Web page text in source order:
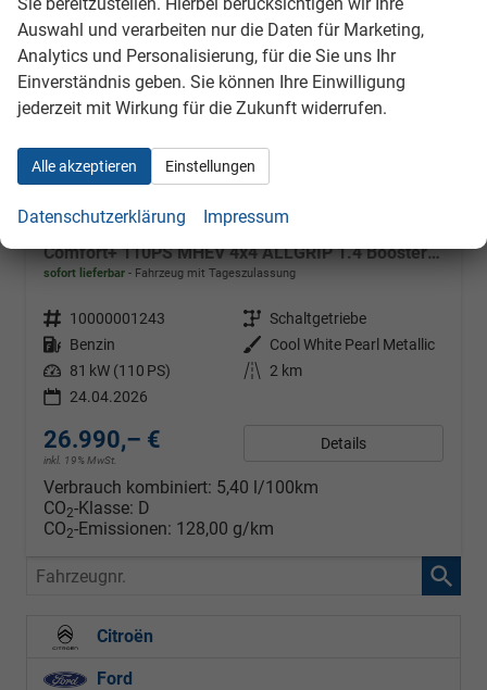
Comfort+ 110PS MHEV 4x4 ALLGRIP 1.4 Boosterjet Allrad Teilleder mit Alcantara Navi Klimaautomatik Sitzheizung ACC PDC v+h Rückf.Kamera Suzuki-Radio Apple CarPlay Android Auto Touchscreen 2xKeyless 17-LM
sofort lieferbar Fahrzeug mit Tageszulassung
Fahrzeugnr. 10000001243 Getriebe Schaltgetriebe
Kraftstoff Benzin Außenfarbe Cool White Pearl Metallic
Leistung 81 kW (110 PS) Kilometerstand
2 km
24.04.2026
26.990,– €
inkl. 19% MwSt.
Details
Verbrauch kombiniert: 5,40 l/100km
CO2-Klasse: D
CO2-Emissionen: 128,00 g/km
Fahrzeugnr.
Citroën
Ford
Auswahl und verarbeiten nur die Daten für Marketing,
Analytics und Personalisierung, für die Sie uns Ihr
Einverständnis geben. Sie können Ihre Einwilligung
jederzeit mit Wirkung für die Zukunft widerrufen.
Alle akzeptieren Einstellungen
Datenschutzerklärung Impressum